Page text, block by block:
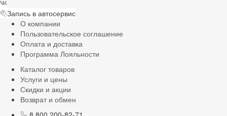
Запись в автосервис
О компании
Пользовательское соглашение
Оплата и доставка
Программа Лояльности
Каталог товаров
Услуги и цены
Скидки и акции
Возврат и обмен